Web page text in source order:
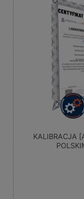
KALIBRACJA